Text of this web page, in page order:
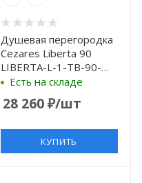
Душевая перегородка
Cezares Liberta 90
LIBERTA-L-1-TB-90-
BR-Cr профиль Хром
Есть на складе
28 260₽/шт
КУПИТЬ